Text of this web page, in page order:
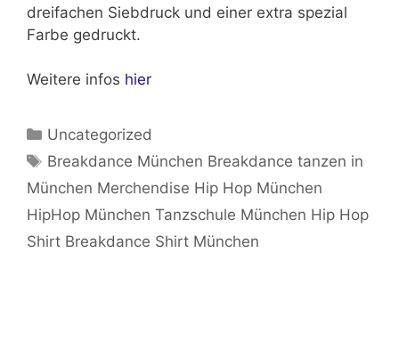
dreifachen Siebdruck und einer extra spezial
Farbe gedruckt.
Weitere infos hier
Kategorien
Uncategorized
Schlagwörter
Breakdance München Breakdance tanzen in
München Merchendise Hip Hop München
HipHop München Tanzschule München Hip Hop
Shirt Breakdance Shirt München